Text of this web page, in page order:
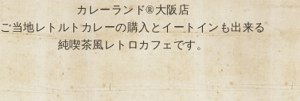
カレーランド®大阪店
ご当地レトルトカレーの購入とイートインも出来る
純喫茶風レトロカフェです。